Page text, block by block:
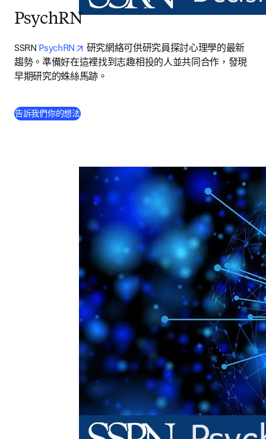
PsychRN
SSRN PsychRN opens in new tab/window
研究網絡可供研究員探討心理學的最新
趨勢。準備好在這裡找到志趣相投的人並共同合作，發現
早期研究的蛛絲馬跡。
告訴我們你的想法(